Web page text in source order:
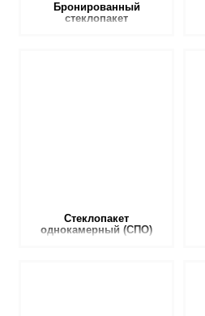
Бронированный
стеклопакет
Стеклопакет
однокамерный (СПО)